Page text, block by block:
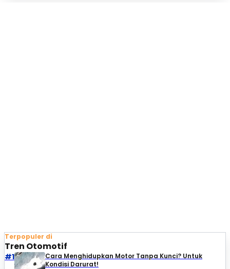
Terpopuler di
Tren Otomotif
#1
Cara Menghidupkan Motor Tanpa Kunci? Untuk
Kondisi Darurat!